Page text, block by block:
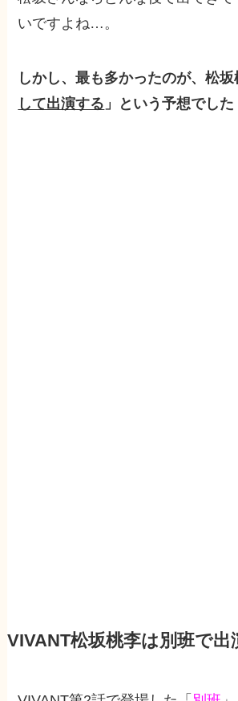
いですよね…。
しかし、最も多かったのが、松坂
して出演する 」という予想でした
VIVANT松坂桃李は別班で出